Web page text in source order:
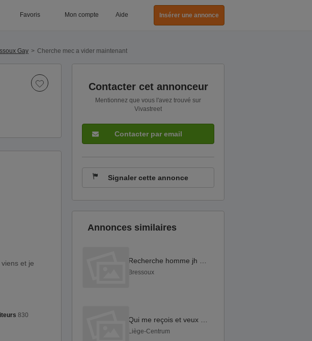
Favoris Mon compte Aide Insérer une annonce
Gay Cherche mec a vider maintenant
830
Contacter cet annonceur
Mentionnez que vous l'avez trouvé sur
Vivastreet
Contacter par email
Signaler cette annonce
Annonces similaires
Bressoux
Liège-Centrum